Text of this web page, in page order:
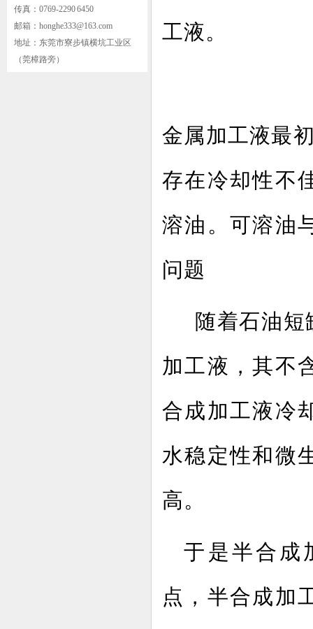
传真：0769-2290 6450
邮箱：honghe333@163.com
地址：东莞市寮步镇横坑工业区
（莞樟路旁）
工液。
金属加工液最
存在冷却性不
溶油。可溶油
问题
随着石油
加工液，其不
合成加工液冷
水稳定性和微
高。
于是半合成
点，半合成加